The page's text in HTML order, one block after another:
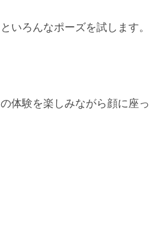
いろんなポーズを試します。
体験を楽しみながら顔に座っ